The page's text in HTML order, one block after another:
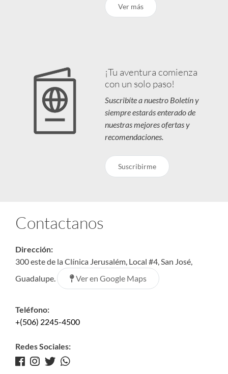
Ver más
¡Tu aventura comienza
con un solo paso!
Suscribíte a nuestro Boletín y
siempre estarás enterado de
nuestras mejores ofertas y
recomendaciones.
Suscribirme
Contactanos
Dirección:
300 este de la Clínica Jerusalém, Local #4, San José,
Guadalupe.
Ver en Google Maps
Teléfono:
+(506) 2245-4500
Redes Sociales: